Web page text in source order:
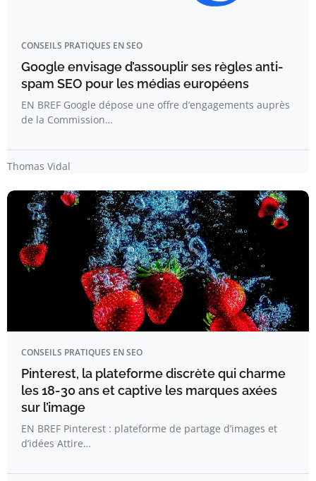
CONSEILS PRATIQUES EN SEO
Google envisage d’assouplir ses règles anti-
spam SEO pour les médias européens
EN BREF Google dépose une offre d’engagements auprès
de la Commission…
Thomas Vidal
CONSEILS PRATIQUES EN SEO
Pinterest, la plateforme discrète qui charme
les 18-30 ans et captive les marques axées
sur l’image
EN BREF Pinterest : plateforme de partage d’images et
d’idées Attire…